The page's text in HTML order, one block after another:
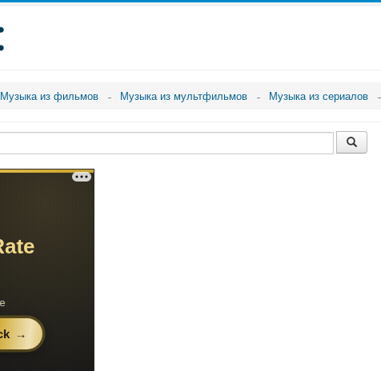
Музыка из фильмов Музыка из мультфильмов Музыка из сериалов